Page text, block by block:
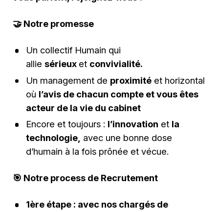
🤝 Notre promesse
Un collectif Humain qui
allie sérieux et convivialité.
Un management de proximitéet horizontal
où l’avis de chacun compte et vous êtes
acteur de la vie du cabinet
Encore et toujours : l’innovation et la
technologie, avec une bonne dose
d’humain à la fois prônée et vécue.
🎯 Notre process de Recrutement
1ère étape : avec nos chargés de